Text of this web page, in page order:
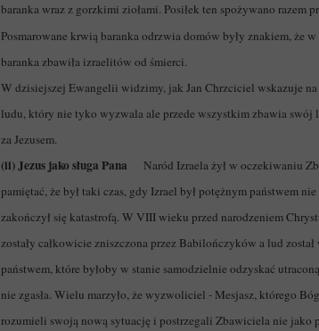
baranka wraz z gorzkimi ziołami. Posiłek ten spożywano
Posmarowane krwią baranka odrzwia domów były znakiem,
baranka zbawiła izraelitów od śmierci.
W dzisiejszej Ewangelii widzimy, jak Jan Chrzciciel wskazuje
ludu, który nie tyko wyzwala ale przede wszystkim zbawia swój
za Jezusem.
(ii) Jezus jako sługa Pana Naród Izraela żył w oczekiwaniu
pamiętać, że był taki czas, gdy Izrael był potężnym państwem
zakończył się katastrofą. W VIII wieku przed narodzeniem
zostały całkowicie zniszczona przez Babilończyków a lud
państwem, które byłoby w stanie samodzielnie odzyskać
nie zgasła. Wielu marzyło, że wyzwoliciel - Mesjasz, którego
rozumieli swoją nową sytuację i postrzegali Zbawiciela nie jako